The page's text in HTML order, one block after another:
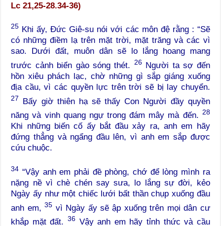
Lc 21,25-28.34-36)
25 Khi ấy, Đức Giê-su nói với các môn đệ rằng : “Sẽ
có những điềm lạ trên mặt trời, mặt trăng và các vì
sao. Dưới đất, muôn dân sẽ lo lắng hoang mang
trước cảnh biển gào sóng thét. 26Người ta sợ đến
hồn xiêu phách lạc, chờ những gì sắp giáng xuống
địa cầu, vì các quyền lực trên trời sẽ bị lay chuyển.
27
Bấy giờ thiên hạ sẽ thấy Con Người đầy quyền
năng và vinh quang ngự trong đám mây mà đến. 28
Khi những biến cố ấy bắt đầu xảy ra, anh em hãy
đứng thẳng và ngẩng đầu lên, vì anh em sắp được
cứu chuộc.
34 “Vậy anh em phải đề phòng, chớ để lòng mình ra
nặng nề vì chè chén say sưa, lo lắng sự đời, kẻo
Ngày ấy như một chiếc lưới bất thần chụp xuống đầu
anh em,35 vì Ngày ấy sẽ ập xuống trên mọi dân cư
khắp mặt đất.36 Vậy anh em hãy tỉnh thức và cầu